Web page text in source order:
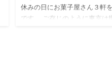
休みの日にお菓子屋さん３軒
です。 ご存じのように東京は